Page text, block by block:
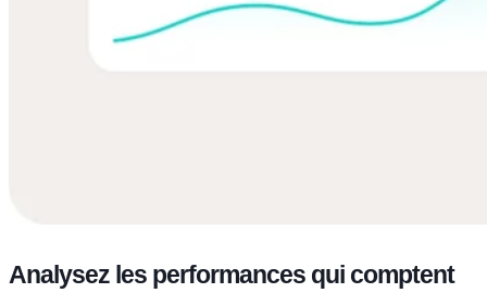
Analysez les performances qui comptent